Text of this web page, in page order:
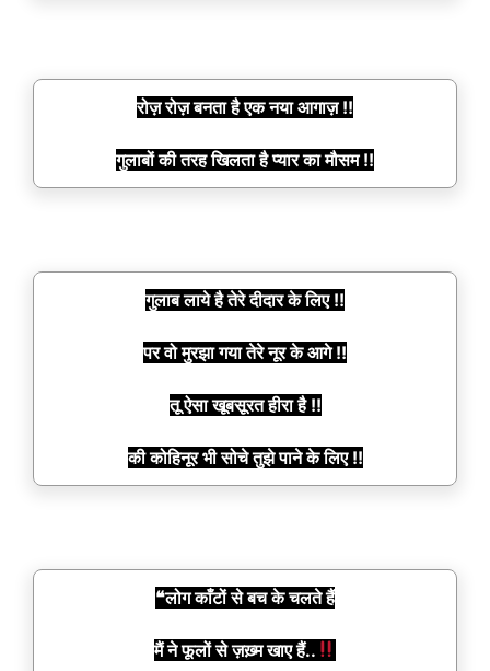
रोज़ रोज़ बनता है एक नया आगाज़ !!
गुलाबों की तरह खिलता है प्यार का मौसम !!
गुलाब लाये है तेरे दीदार के लिए !!
पर वो मुरझा गया तेरे नूर के आगे !!
तू ऐसा खूबसूरत हीरा है !!
की कोहिनूर भी सोचे तुझे पाने के लिए !!
❝लोग काँटों से बच के चलते हैं
मैं ने फूलों से ज़ख़्म खाए हैं..